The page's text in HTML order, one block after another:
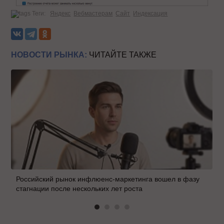
Теги: Яндекс Вебмастерам Сайт Индексация
НОВОСТИ РЫНКА: ЧИТАЙТЕ ТАКЖЕ
Российский рынок инфлюенс-маркетинга вошел в фазу
стагнации после нескольких лет роста